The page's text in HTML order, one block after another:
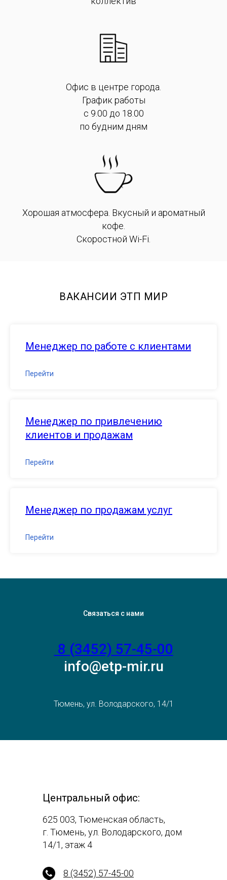
Офис в центре города.
График работы
с 9.00 до 18.00
по будним дням
Хорошая атмосфера. Вкусный и ароматный
кофе.
Скоростной Wi-Fi.
ВАКАНСИИ ЭТП МИР
Менеджер по работе с клиентами
Перейти
Менеджер по привлечению
клиентов и продажам
Перейти
Менеджер по продажам услуг
Перейти
Связаться с нами
8 (3452) 57-45-00
info@etp-mir.ru
Тюмень, ул. Володарского, 14/1
Центральный офис:
625 003, Тюменская область,
г. Тюмень, ул. Володарского, дом
14/1, этаж 4
8 (3452) 57-45-00